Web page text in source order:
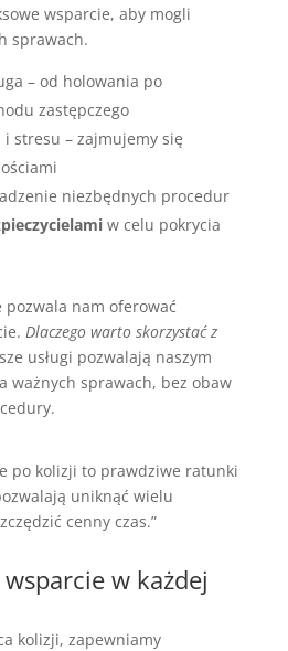
wsparcie, aby mogli
sprawach.
– od holowania po
zastępczego
i stresu – zajmujemy się
niezbędnych procedur
w celu pokrycia
pozwala nam oferować
Dlaczego warto skorzystać z
usługi pozwalają naszym
ważnych sprawach, bez obaw
po kolizji to prawdziwe ratunki
uniknąć wielu
cenny czas.”
w każdej
kolizji, zapewniamy